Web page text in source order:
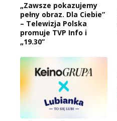
„Zawsze pokazujemy
pełny obraz. Dla Ciebie”
– Telewizja Polska
promuje TVP Info i
„19.30”